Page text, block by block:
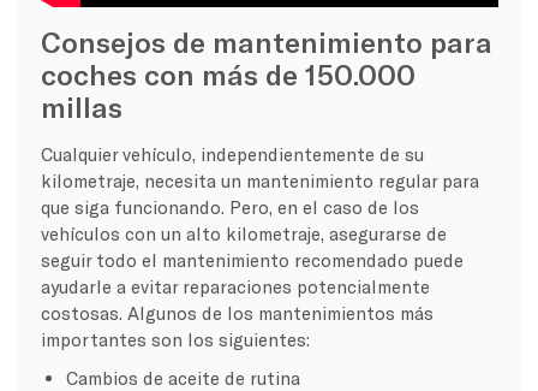
Consejos de mantenimiento para
coches con más de 150.000
millas
Cualquier vehículo, independientemente de su
kilometraje, necesita un mantenimiento regular para
que siga funcionando. Pero, en el caso de los
vehículos con un alto kilometraje, asegurarse de
seguir todo el mantenimiento recomendado puede
ayudarle a evitar reparaciones potencialmente
costosas. Algunos de los mantenimientos más
importantes son los siguientes:
Cambios de aceite de rutina